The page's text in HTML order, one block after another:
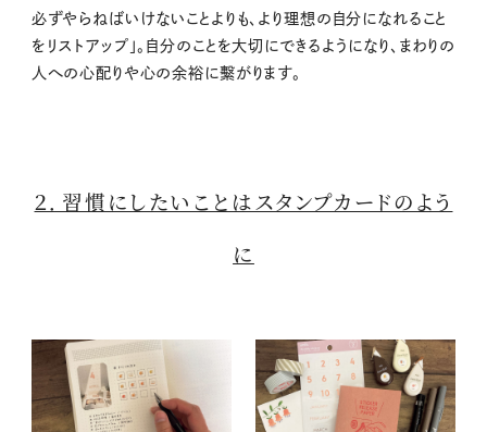
必ずやらねばいけないことよりも、より理想の自分になれること
をリストアップ」。自分のことを大切にできるようになり、まわりの
人への心配りや心の余裕に繫がります。
２．習慣にしたいことはスタンプカードのよう
に